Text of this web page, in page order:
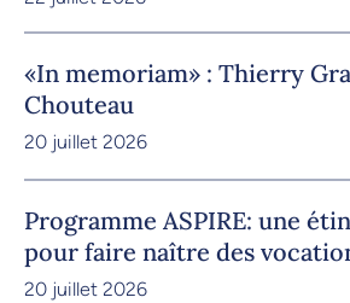
«In memoriam» : Thierry
Chouteau
20 juillet 2026
Programme ASPIRE: une
pour faire naître des
20 juillet 2026